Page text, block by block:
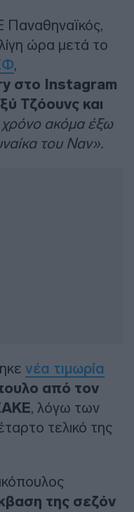
Παναθηναϊκός,
ώρα μετά το
,
στο Instagram
Τζόουνς και
ακόμα έξω
του Ναν».
νέα τιμωρία
από τον
, λόγω των
τελικό της
της σεζόν